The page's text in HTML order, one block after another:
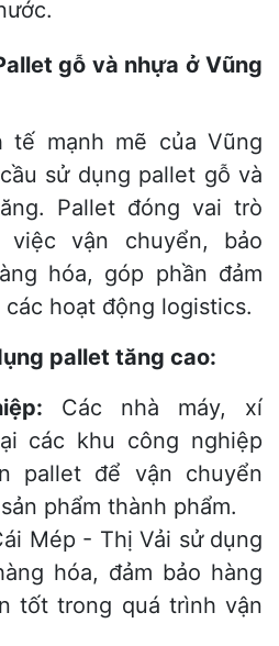
gỗ và nhựa ở Vũng
tế mạnh mẽ của Vũng
sử dụng pallet gỗ và
Pallet đóng vai trò
vận chuyển, bảo
hóa, góp phần đảm
hoạt động logistics.
pallet tăng cao:
Các nhà máy, xí
các khu công nghiệp
pallet để vận chuyển
phẩm thành phẩm.
Mép - Thị Vải sử dụng
hóa, đảm bảo hàng
tốt trong quá trình vận